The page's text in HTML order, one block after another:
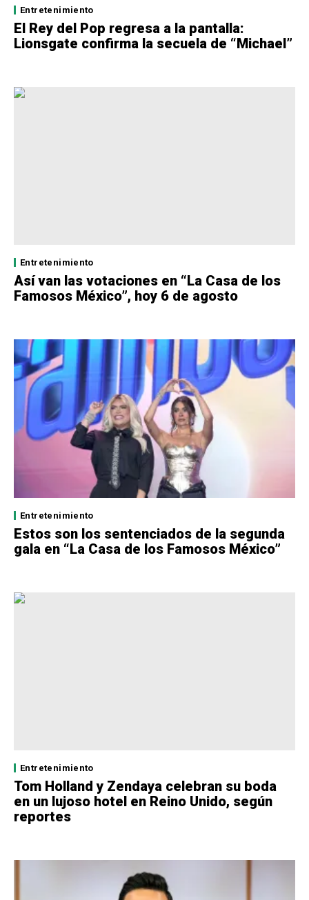
Entretenimiento
El Rey del Pop regresa a la pantalla:
Lionsgate confirma la secuela de “Michael”
Entretenimiento
Así van las votaciones en “La Casa de los
Famosos México”, hoy 6 de agosto
Entretenimiento
Estos son los sentenciados de la segunda
gala en “La Casa de los Famosos México”
Entretenimiento
Tom Holland y Zendaya celebran su boda
en un lujoso hotel en Reino Unido, según
reportes